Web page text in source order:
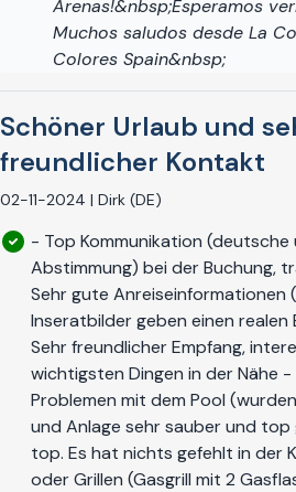
Arenas!&nbsp;Esperamos
Muchos saludos desde La
Colores Spain&nbsp;
Schöner Urlaub und
freundlicher Kontakt
02-11-2024 | Dirk (DE)
- Top Kommunikation (deutsche
Abstimmung) bei der Buchung,
Sehr gute Anreiseinformationen
Inseratbilder geben einen realen
Sehr freundlicher Empfang,
wichtigsten Dingen in der Nähe -
Problemen mit dem Pool
und Anlage sehr sauber und
top. Es hat nichts gefehlt in der
oder Grillen (Gasgrill mit 2